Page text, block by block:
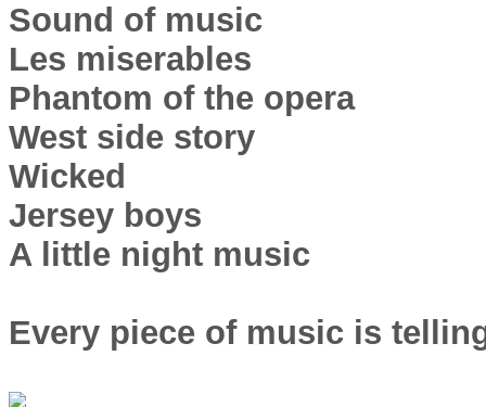
Sound of music
Les miserables
Phantom of the opera
West side story
Wicked
Jersey boys
A little night music
Every piece of music is